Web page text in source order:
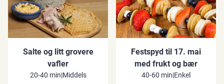
Salte og litt grovere
vafler
20-40 min|Middels
Festspyd til 17. mai
med frukt og bær
40-60 min|Enkel